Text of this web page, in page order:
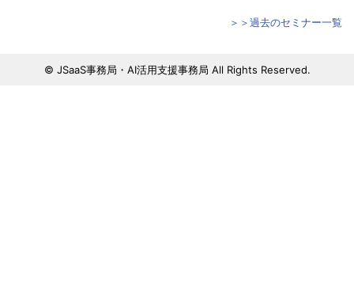
＞＞過去のセミナー一覧
© JSaaS事務局・AI活用支援事務局 All Rights Reserved.